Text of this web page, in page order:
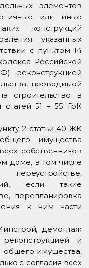
элементов
или иные
конструкций
указанных
с пунктом 14
Российской
реконструкцией
проводимой
строительство в
статей 51 – 55 ГрК
2 статьи 40 ЖК
имущества
собственников
доме, в том числе
если такие
перепланировка
к ним части
демонтаж
и
имущества,
с согласия всех